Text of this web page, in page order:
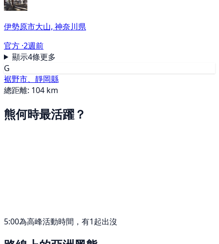
伊勢原市大山, 神奈川県
官方 ·2週前
顯示4條更多
G
裾野市、靜岡縣
總距離: 104 km
熊何時最活躍？
5:00為高峰活動時間，有1起出沒